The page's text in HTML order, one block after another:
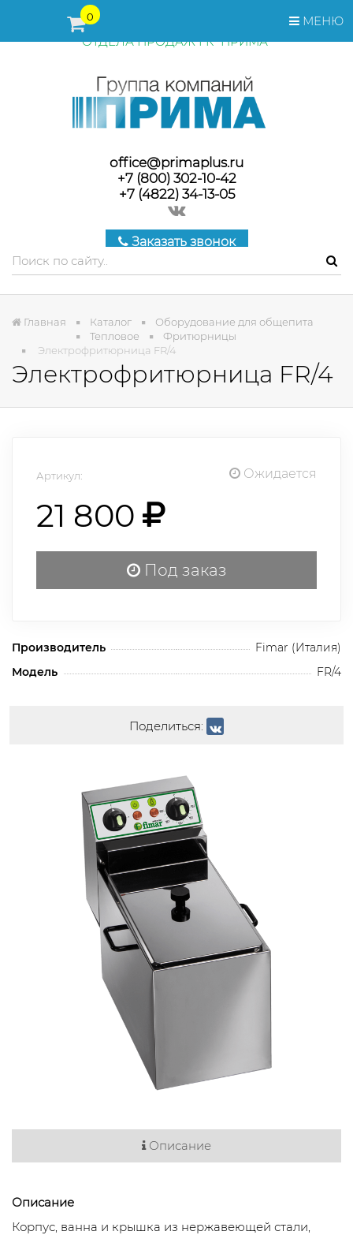
МЕНЮ
0
ПЕРЕД ОФОРМЛЕНИЕМ ЗАКАЗА, СТОИМОСТЬ И СРОКИ
ПОСТАВКИ ТОВАРА УТОЧНЯЙТЕ У МЕНЕДЖЕРОВ
ОТДЕЛА ПРОДАЖ ГК "ПРИМА"
office@primaplus.ru
+7 (800) 302-10-42
+7 (4822) 34-13-05
Заказать звонок
Главная Каталог
Оборудование для общепита
Тепловое
Фритюрницы
Электрофритюрница FR/4
Электрофритюрница FR/4
Артикул: Ожидается
21 800
Под заказ
Производитель
Fimar (Италия)
Модель
FR/4
Поделиться:
Описание
Описание
Корпус, ванна и крышка из нержавеющей стали,